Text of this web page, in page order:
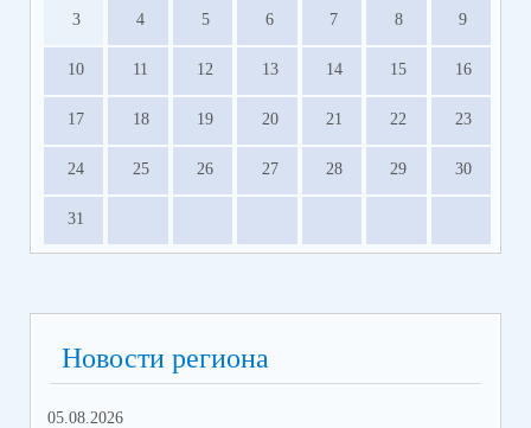
3 4 5 6 7 8 9
10 11 12 13 14 15 16
17 18 19 20 21 22 23
24 25 26 27 28 29 30
31
Новости региона
05.08.2026